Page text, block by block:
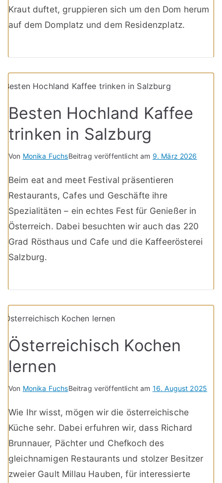
Kraut duftet, gruppieren sich um den Dom herum
auf dem Domplatz und dem Residenzplatz.
Besten Hochland Kaffee
trinken in Salzburg
Von Monika FuchsBeitrag veröffentlicht am 9. März 2026
Beim eat and meet Festival präsentieren
Restaurants, Cafes und Geschäfte ihre
Spezialitäten – ein echtes Fest für Genießer in
Österreich. Dabei besuchten wir auch das 220
Grad Rösthaus und Cafe und die Kaffeerösterei
Salzburg.
Österreichisch Kochen
lernen
Von Monika FuchsBeitrag veröffentlicht am 16. August 2025
Wie Ihr wisst, mögen wir die österreichische
Küche sehr. Dabei erfuhren wir, dass Richard
Brunnauer, Pächter und Chefkoch des
gleichnamigen Restaurants und stolzer Besitzer
zweier Gault Millau Hauben, für interessierte